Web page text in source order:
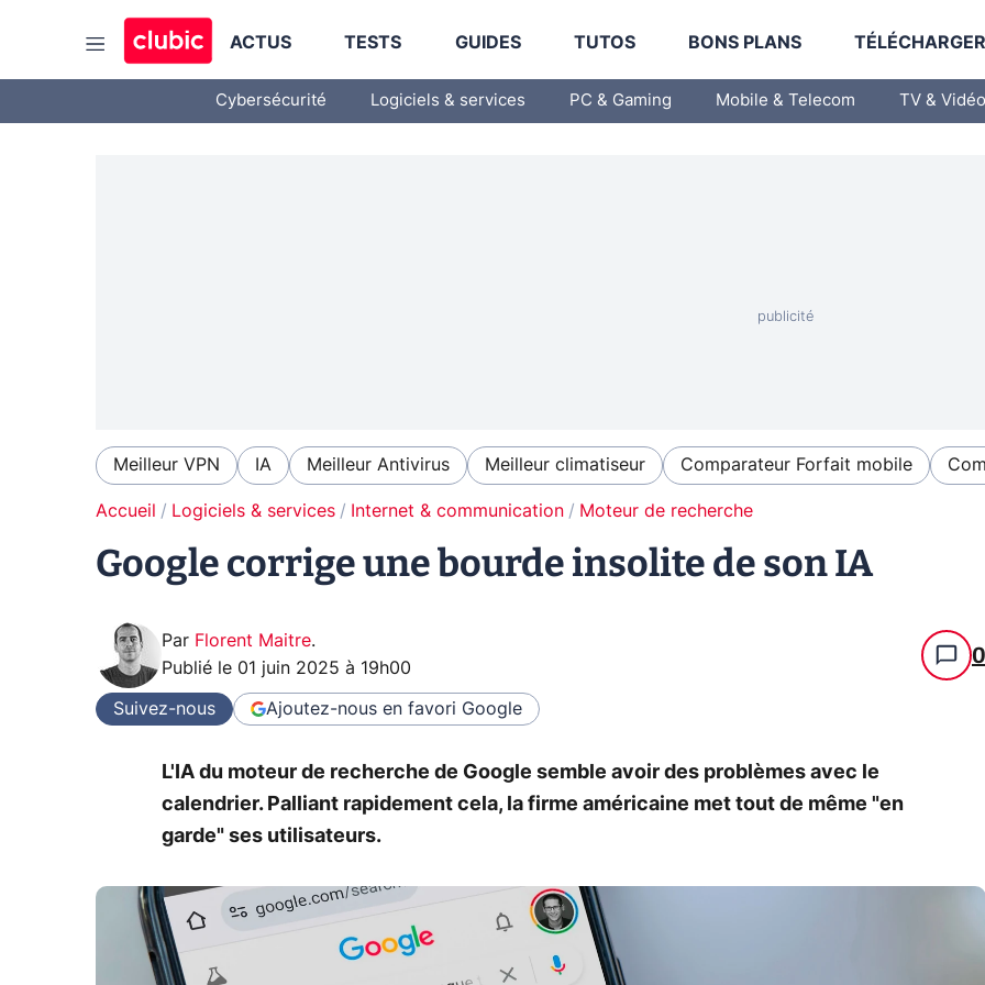
ACTUS TESTS GUIDES TUTOS BONS PLANS
Cybersécurité Logiciels & services PC & Gaming Mobile & Telecom TV & Vidéo
Meilleur VPN IA Meilleur Antivirus Meilleur climatiseur Comparateur Forfait mobile
Accueil Logiciels & services Internet & communication Moteur de recherche
Google corrige une bourde insolite de son IA
Par Florent Maitre.
Publié le 01 juin 2025 à 19h00 0
Suivez-nous Ajoutez-nous en favori Google
L'IA du moteur de recherche de Google semble avoir des problèmes avec le
calendrier. Palliant rapidement cela, la firme américaine met tout de même "en
garde" ses utilisateurs.